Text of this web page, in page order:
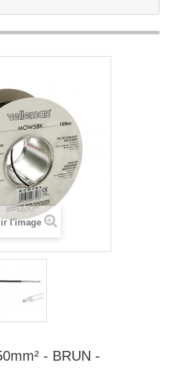
l'image
- BRUN -